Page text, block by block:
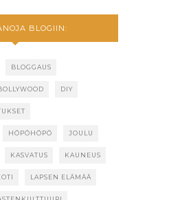
BLOGIIN:
BLOGGAUS
DIY
HÖPÖHÖPÖ JOULU
KASVATUS KAUNEUS
LAPSEN ELÄMÄÄ